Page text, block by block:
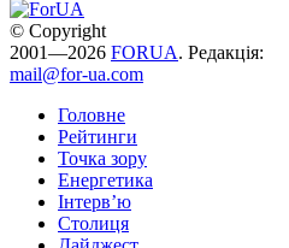
© Copyright
2001—2026 FORUA. Редакція:
mail@for-ua.com
Головне
Рейтинги
Точка зору
Енергетика
Інтерв’ю
Столиця